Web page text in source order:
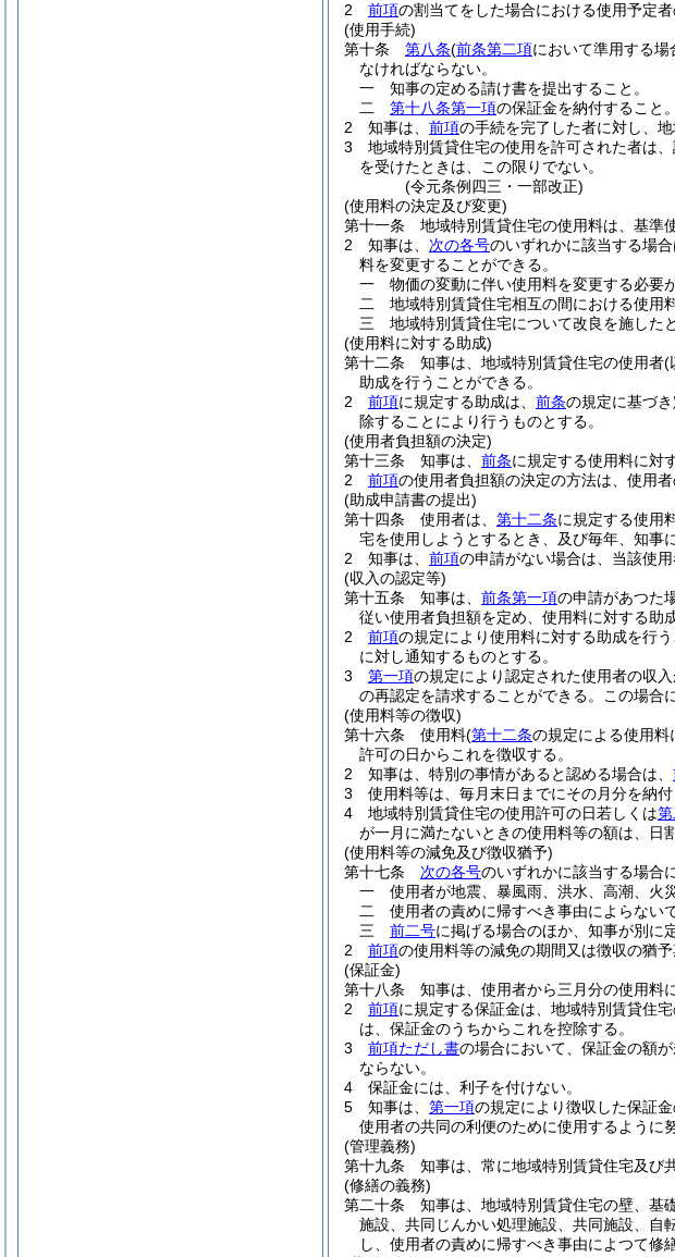
2
前項の割当てをした場合における使用予定者
(使用手続)
第十条
第八条(前条第二項において準用する場
なければならない。
一
知事の定める請け書を提出すること。
二
第十八条第一項の保証金を納付すること。
2
知事は、 前項の手続を完了した者に対し、
3
地域特別賃貸住宅の使用を許可された者は
を受けたときは、この限りでない。
(令元条例四三・一部改正)
(使用料の決定及び変更)
第十一条
地域特別賃貸住宅の使用料は、基準
2
知事は、 次の各号のいずれかに該当する場
料を変更することができる。
一
物価の変動に伴い使用料を変更する必要
二
地域特別賃貸住宅相互の間における使用
三
地域特別賃貸住宅について改良を施したと
(使用料に対する助成)
第十二条
知事は、地域特別賃貸住宅の使用者(
助成を行うことができる。
2
前項に規定する助成は、 前条の規定に基づ
除することにより行うものとする。
(使用者負担額の決定)
第十三条
知事は、 前条に規定する使用料に対
2
前項の使用者負担額の決定の方法は、使用
(助成申請書の提出)
第十四条
使用者は、 第十二条に規定する使用
宅を使用しようとするとき、及び毎年、知事
2
知事は、 前項の申請がない場合は、当該使
(収入の認定等)
第十五条
知事は、 前条第一項の申請があつた
従い使用者負担額を定め、使用料に対する助
2
前項の規定により使用料に対する助成を行
に対し通知するものとする。
3
第一項の規定により認定された使用者の収入
の再認定を請求することができる。
この場合
(使用料等の徴収)
第十六条
使用料(第十二条の規定による使用
許可の日からこれを徴収する。
2
知事は、特別の事情があると認める場合は、
3
使用料等は、毎月末日までにその月分を納付
4
地域特別賃貸住宅の使用許可の日若しくは
が一月に満たないときの使用料等の額は、日
(使用料等の減免及び徴収猶予)
第十七条
次の各号のいずれかに該当する場合
一
使用者が地震、暴風雨、洪水、高潮、火
二
使用者の責めに帰すべき事由によらない
三
前二号に掲げる場合のほか、知事が別に
2
前項の使用料等の減免の期間又は徴収の猶
(保証金)
第十八条
知事は、使用者から三月分の使用料
2
前項に規定する保証金は、地域特別賃貸住
は、保証金のうちからこれを控除する。
3
前項ただし書の場合において、保証金の額
ならない。
4
保証金には、利子を付けない。
5
知事は、 第一項の規定により徴収した保証
使用者の共同の利便のために使用するように
(管理義務)
第十九条
知事は、常に地域特別賃貸住宅及び
(修繕の義務)
第二十条
知事は、地域特別賃貸住宅の壁、基
施設、共同じんかい処理施設、共同施設、自
し、使用者の責めに帰すべき事由によつて修